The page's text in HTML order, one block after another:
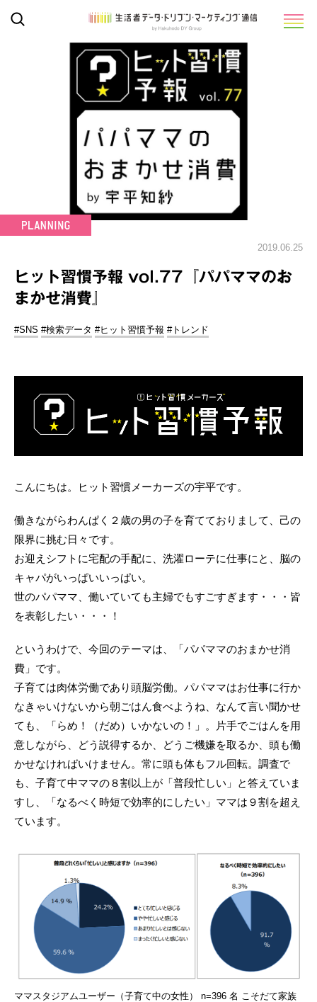
2019.06.25
ヒット習慣予報 vol.77『パパママのお
まかせ消費』
#SNS #検索データ #ヒット習慣予報 #トレンド
こんにちは。ヒット習慣メーカーズの宇平です。
働きながらわんぱく２歳の男の子を育てておりまして、己の
限界に挑む日々です。
お迎えシフトに宅配の手配に、洗濯ローテに仕事にと、脳の
キャパがいっぱいいっぱい。
世のパパママ、働いていても主婦でもすごすぎます・・・皆
を表彰したい・・・！
というわけで、今回のテーマは、「パパママのおまかせ消
費」です。
子育ては肉体労働であり頭脳労働。パパママはお仕事に行か
なきゃいけないから朝ごはん食べようね、なんて言い聞かせ
ても、「らめ！（だめ）いかないの！」。片手でごはんを用
意しながら、どう説得するか、どうご機嫌を取るか、頭も働
かせなければいけません。常に頭も体もフル回転。調査で
も、子育て中ママの８割以上が「普段忙しい」と答えていま
すし、「なるべく時短で効率的にしたい」ママは９割を超え
ています。
ママスタジアムユーザー（子育て中の女性） n=396 名 こそだて家族